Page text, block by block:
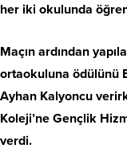
her iki okulunda
Maçın ardından
ortaokuluna ödülünü
Ayhan Kalyoncu
Koleji’ne Gençlik
verdi.